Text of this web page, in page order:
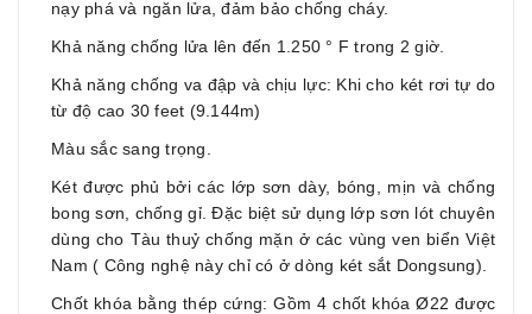
nạy phá và ngăn lửa, đảm bảo chống cháy.
Khả năng chống lửa lên đến 1.250 ° F trong 2 giờ.
Khả năng chống va đập và chịu lực: Khi cho két rơi tự do
từ độ cao 30 feet (9.144m)
Màu sắc sang trọng.
Két được phủ bởi các lớp sơn dày, bóng, mịn và chống
bong sơn, chống gỉ. Đặc biệt sử dụng lớp sơn lót chuyên
dùng cho Tàu thuỷ chống mặn ở các vùng ven biển Việt
Nam ( Công nghệ này chỉ có ở dòng két sắt Dongsung).
Chốt khóa bằng thép cứng: Gồm 4 chốt khóa Ø22 được